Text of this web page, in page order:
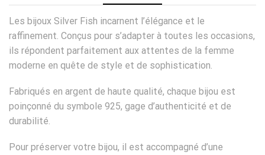
Les bijoux Silver Fish incarnent l’élégance et le
raffinement. Conçus pour s’adapter à toutes les occasions,
ils répondent parfaitement aux attentes de la femme
moderne en quête de style et de sophistication.
Fabriqués en argent de haute qualité, chaque bijou est
poinçonné du symbole 925, gage d’authenticité et de
durabilité.
Pour préserver votre bijou, il est accompagné d’une